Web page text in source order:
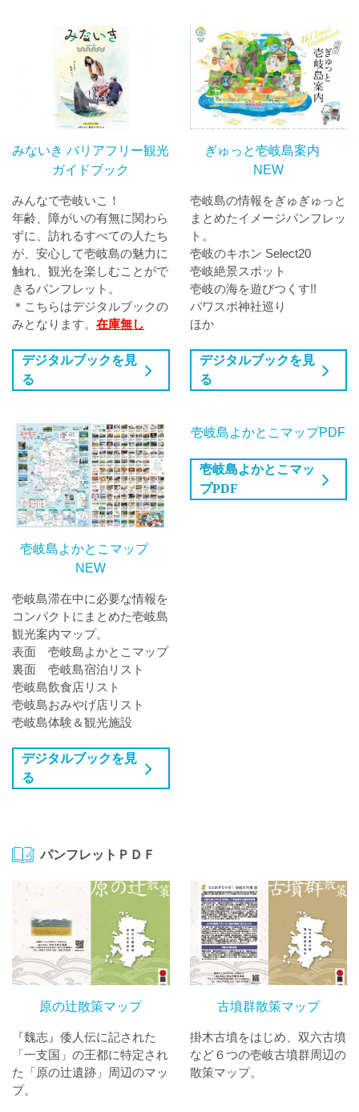
みないき バリアフリー観光
ガイドブック
みんなで壱岐いこ！
年齢、障がいの有無に関わら
ずに、訪れるすべての人たち
が、安心して壱岐島の魅力に
触れ、観光を楽しむことがで
きるパンフレット。
＊こちらはデジタルブックの
みとなります。 在庫無し
デジタルブックを見
る
ぎゅっと壱岐島案内
NEW
壱岐島の情報をぎゅぎゅっと
まとめたイメージパンフレッ
ト。
壱岐のキホン Select20
壱岐絶景スポット
壱岐の海を遊びつくす!!
パワスポ神社巡り
ほか
デジタルブックを見
る
壱岐島よかとこマップ
NEW
壱岐島滞在中に必要な情報を
コンパクトにまとめた壱岐島
観光案内マップ。
表面 壱岐島よかとこマップ
裏面 壱岐島宿泊リスト
壱岐島飲食店リスト
壱岐島おみやげ店リスト
壱岐島体験＆観光施設
デジタルブックを見
る
壱岐島よかとこマップPDF
壱岐島よかとこマッ
プPDF
パンフレットＰＤＦ
原の辻散策マップ
『魏志』倭人伝に記された
「一支国」の王都に特定され
た「原の辻遺跡」周辺のマッ
プ。
古墳群散策マップ
掛木古墳をはじめ、双六古墳
など６つの壱岐古墳群周辺の
散策マップ。